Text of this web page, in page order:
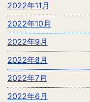
2022年11月
2022年10月
2022年9月
2022年8月
2022年7月
2022年6月